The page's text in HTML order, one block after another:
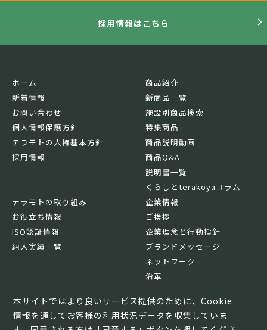
本サイトではより良いサービス提供のために、Cookie
情報を通してお客様の利用状況データを収集していま
採用情報はこちら
ホーム
新着情報
お問い合わせ
個人情報保護方針
テラモトの人権基本方針
採用情報
商品紹介
新商品一覧
施設別商品検索
特集商品
商品説明動画
商品Q&A
説明書一覧
くらしとterakoyaコラム
テラモトの取り組み
お役立ち情報
ISO認証情報
納入実績一覧
企業情報
ご挨拶
企業理念と行動指針
ブランドメッセージ
ネットワーク
沿革